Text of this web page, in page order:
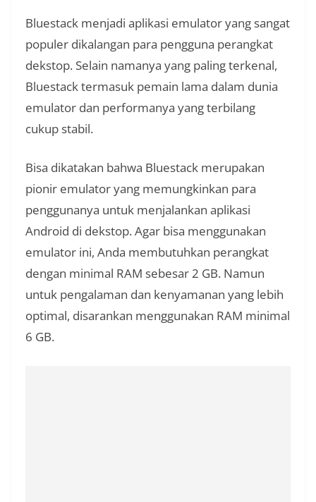
Bluestack menjadi aplikasi emulator yang sangat
populer dikalangan para pengguna perangkat
dekstop. Selain namanya yang paling terkenal,
Bluestack termasuk pemain lama dalam dunia
emulator dan performanya yang terbilang
cukup stabil.
Bisa dikatakan bahwa Bluestack merupakan
pionir emulator yang memungkinkan para
penggunanya untuk menjalankan aplikasi
Android di dekstop. Agar bisa menggunakan
emulator ini, Anda membutuhkan perangkat
dengan minimal RAM sebesar 2 GB. Namun
untuk pengalaman dan kenyamanan yang lebih
optimal, disarankan menggunakan RAM minimal
6 GB.